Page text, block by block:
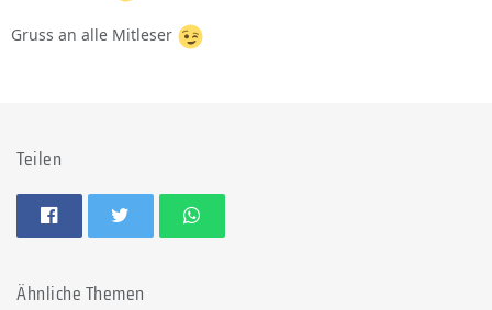
Gruss an alle Mitleser
Teilen
Ähnliche Themen